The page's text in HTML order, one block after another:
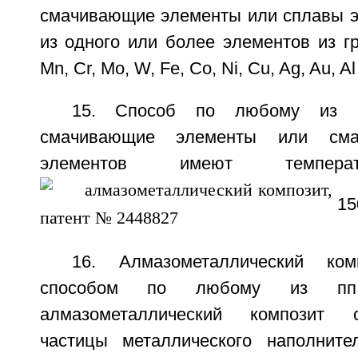
смачивающие элементы или сплавы
из одного или более элементов из
Mn, Cr, Mo, W, Fe, Со, Ni, Cu, Ag, Au,
15. Способ по любому из
смачивающие элементы или
элементов имеют
16. Алмазометаллический
способом по любому из
алмазометаллический
частицы металлического